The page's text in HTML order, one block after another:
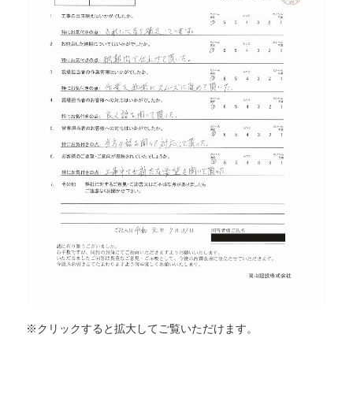
※クリックすると拡大してご覧いただけます。